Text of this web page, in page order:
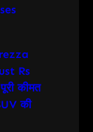
Rs
कीमत
की